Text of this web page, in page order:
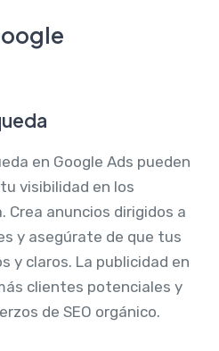
en Google Ads pueden
visibilidad en los
Crea anuncios dirigidos a
y asegúrate de que tus
y claros. La publicidad en
clientes potenciales y
de SEO orgánico.